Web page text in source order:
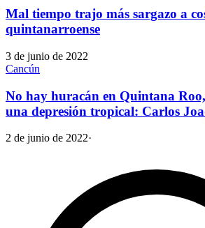
Mal tiempo trajo más sargazo a
quintanarroense
3 de junio de 2022
Cancún
No hay huracán en Quintana
una depresión tropical: Carlos
2 de junio de 2022·